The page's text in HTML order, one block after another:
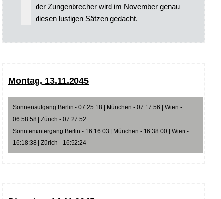
der Zungenbrecher wird im November genau
diesen lustigen Sätzen gedacht.
Montag, 13.11.2045
Sonnenaufgang Berlin - 07:25:18 | München - 07:17:56 | Wien -
06:58:58 | Zürich - 07:27:52
Sonntenuntergang Berlin - 16:16:03 | München - 16:38:00 | Wien -
16:18:38 | Zürich - 16:52:24